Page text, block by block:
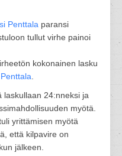
Penttala paransi
tullut virhe painoi
kokonainen lasku
laskullaan 24:nneksi ja
myötä.
yrittämisen myötä
että kilpavire on
jälkeen.